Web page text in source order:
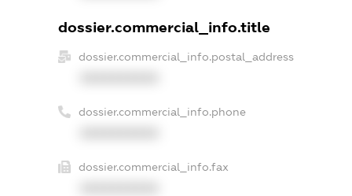
dossier.commercial_info.title
dossier.commercial_info.postal_address
dossier.commercial_info.phone
dossier.commercial_info.fax